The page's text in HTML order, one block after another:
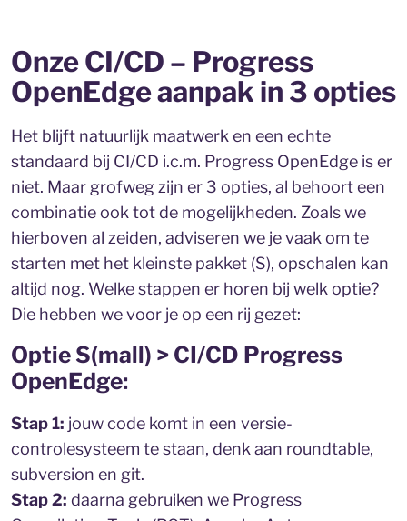
Onze CI/CD – Progress
OpenEdge aanpak in 3 opties
Het blijft natuurlijk maatwerk en een echte
standaard bij CI/CD i.c.m. Progress OpenEdge is er
niet. Maar grofweg zijn er 3 opties, al behoort een
combinatie ook tot de mogelijkheden. Zoals we
hierboven al zeiden, adviseren we je vaak om te
starten met het kleinste pakket (S), opschalen kan
altijd nog. Welke stappen er horen bij welk optie?
Die hebben we voor je op een rij gezet:
Optie S(mall) > CI/CD Progress
OpenEdge:
Stap 1: jouw code komt in een versie-
controlesysteem te staan, denk aan roundtable,
subversion en git.
Stap 2: daarna gebruiken we Progress